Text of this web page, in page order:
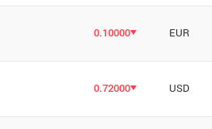
0.10000 EUR
0.72000 USD